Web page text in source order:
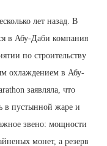
лет назад. В
в Абу-Даби компания
по строительству
охлаждением в Абу-
заявляла, что
в пустынной жаре и
звено: мощности
монет, а резерв